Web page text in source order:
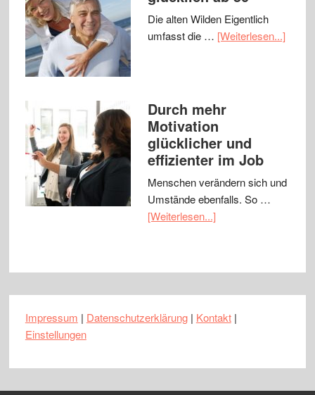
Die alten Wilden Eigentlich
umfasst die … [Weiterlesen...]
Durch mehr
Motivation
glücklicher und
effizienter im Job
Menschen verändern sich und
Umstände ebenfalls. So …
[Weiterlesen...]
Impressum | Datenschutzerklärung| Kontakt|
Einstellungen